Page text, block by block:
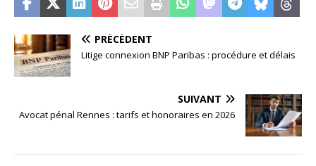
PRÉCÉDENT
Litige connexion BNP Paribas : procédure et délais
SUIVANT
Avocat pénal Rennes : tarifs et honoraires en 2026